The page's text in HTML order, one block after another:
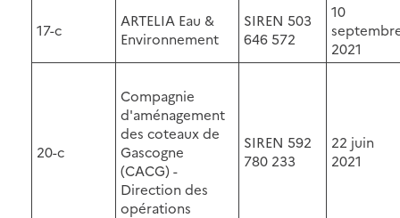
17-c
ARTELIA Eau &
Environnement
SIREN 503
646 572
10
2021
20-c
Compagnie
d'aménagement
des coteaux de
Gascogne
(CACG) -
Direction des
opérations
SIREN 592
780 233
22 juin
2021